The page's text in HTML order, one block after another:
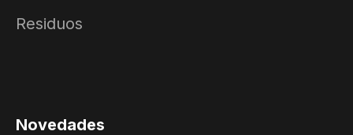
Residuos
Novedades